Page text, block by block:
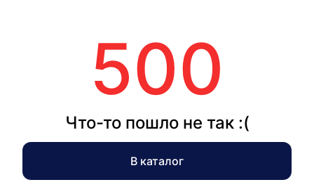
500
Что-то пошло не так :(
В каталог